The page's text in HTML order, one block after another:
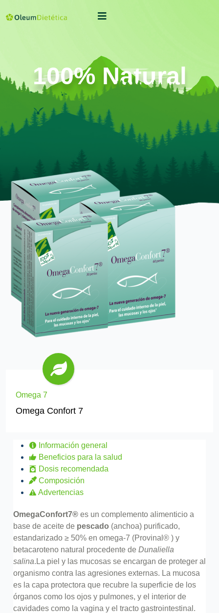
100% Natural
Omega 7
Omega Confort 7
Información general
Beneficios para la salud
Dosis recomendada
Composición
Advertencias
OmegaConfort7® es un complemento alimenticio a
base de aceite de pescado (anchoa) purificado,
estandarizado ≥ 50% en omega-7 (Provinal® ) y
betacaroteno natural procedente de Dunaliella
salina. La piel y las mucosas se encargan de proteger al
organismo contra las agresiones externas. La mucosa
es la capa protectora que recubre la superficie de los
órganos como los ojos y pulmones, y el interior de
cavidades como la vagina y el tracto gastrointestinal.